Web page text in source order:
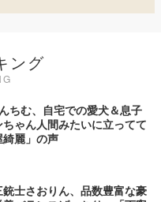
ング
ちむ、自宅での愛犬＆息子
ゃん人間みたいに立ってて
麗」の声
士さおりん、品数豊富な豪